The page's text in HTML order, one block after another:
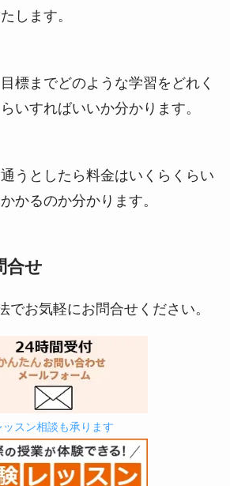
たします。
目標までどのような学習をどれく
らいすればいいか分かります。
通うとしたら料金はいくらくらい
かかるのか分かります。
合せ
でお気軽にお問合せください。
ッスン相談も承ります